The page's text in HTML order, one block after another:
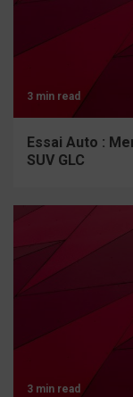
3 min read
Essai Auto :
SUV GLC
3 min read